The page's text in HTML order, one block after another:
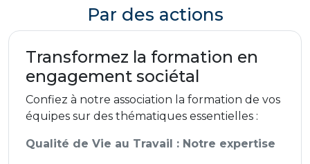
Par des actions
Transformez la formation en
engagement sociétal
Confiez à notre association la formation de vos
équipes sur des thématiques essentielles :
Qualité de Vie au Travail : Notre expertise